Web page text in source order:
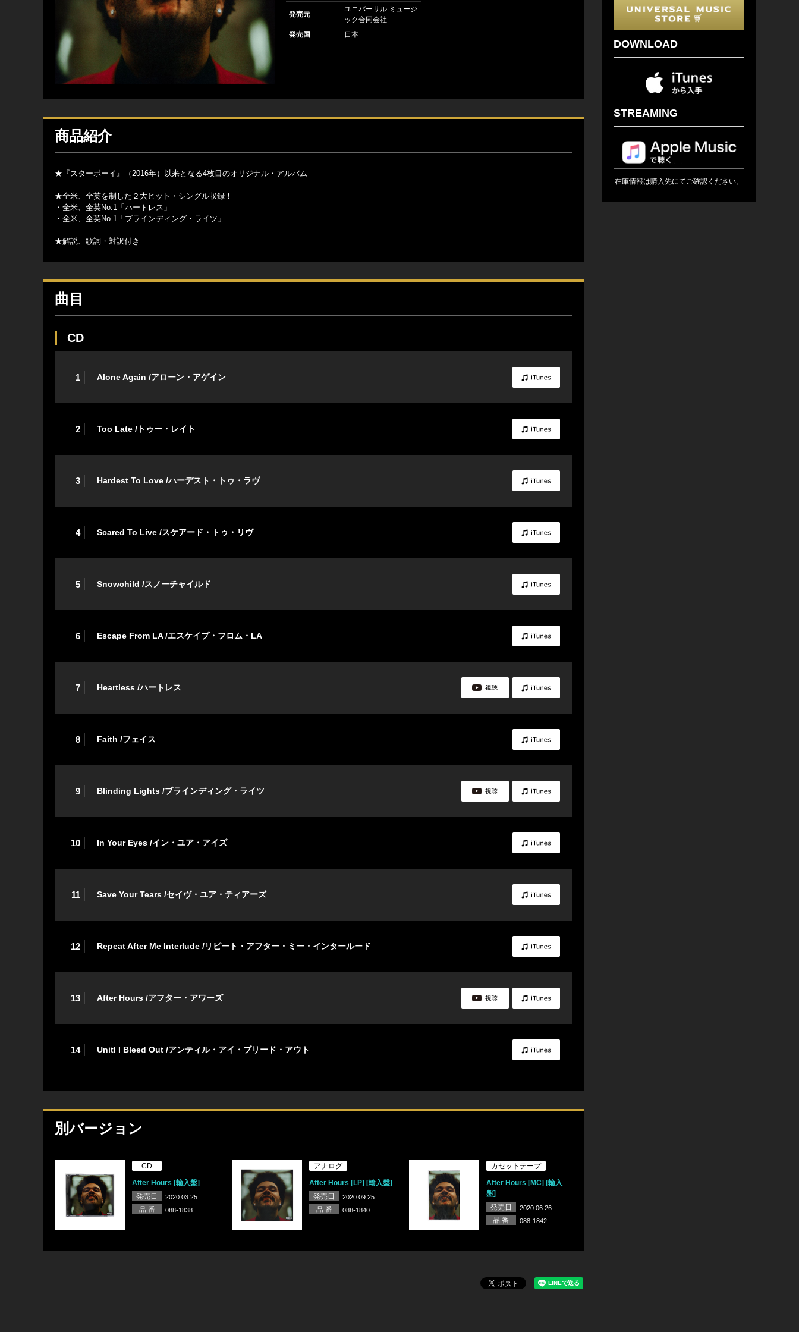
発売元
ユニバーサル ミュージ
ック合同会社
発売国
日本
商品紹介
★『スターボーイ』（2016年）以来となる4枚目のオリジナル・アルバム
★全米、全英を制した２大ヒット・シングル収録！
・全米、全英No.1「ハートレス」
・全米、全英No.1「ブラインディング・ライツ」
★解説、歌詞・対訳付き
曲目
CD
1 Alone Again /アローン・アゲイン
2 Too Late /トゥー・レイト
3 Hardest To Love /ハーデスト・トゥ・ラヴ
4 Scared To Live /スケアード・トゥ・リヴ
5 Snowchild /スノーチャイルド
6 Escape From LA /エスケイプ・フロム・LA
7 Heartless /ハートレス
8 Faith /フェイス
9 Blinding Lights /ブラインディング・ライツ
10 In Your Eyes /イン・ユア・アイズ
11 Save Your Tears /セイヴ・ユア・ティアーズ
12 Repeat After Me Interlude /リピート・アフター・ミー・インタールード
13 After Hours /アフター・アワーズ
14 Unitl I Bleed Out /アンティル・アイ・ブリード・アウト
別バージョン
CD
After Hours [輸入盤]
発売日
2020.03.25
品 番 088-1838
アナログ
After Hours [LP] [輸入盤]
発売日
2020.09.25
品 番 088-1840
カセットテープ
After Hours [MC] [輸入
盤]
発売日
2020.06.26
品 番 088-1842
DOWNLOAD
STREAMING
在庫情報は購入先にてご確認ください。